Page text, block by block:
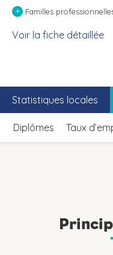
+ Familles
Voir la fiche détaillée
Statistiques locales
Diplômes Taux